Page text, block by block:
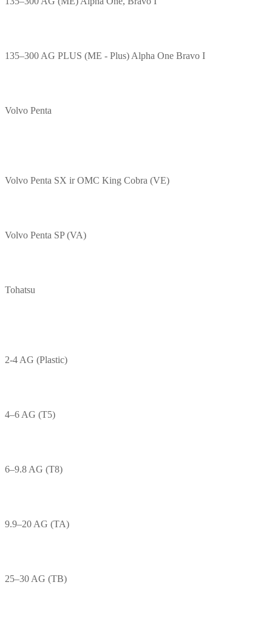
135–300 AG PLUS (ME - Plus) Alpha One Bravo I
Volvo Penta
Volvo Penta SX ir OMC King Cobra (VE)
Volvo Penta SP (VA)
Tohatsu
2-4 AG (Plastic)
4–6 AG (T5)
6–9.8 AG (T8)
9.9–20 AG (TA)
25–30 AG (TB)